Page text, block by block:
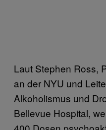
Laut Stephen Ross,
an der NYU und
Alkoholismus und
Bellevue Hospital,